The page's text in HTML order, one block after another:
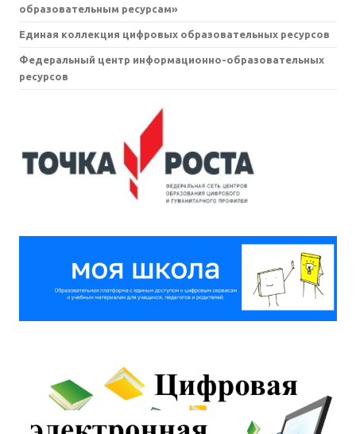
образовательным ресурсам»
Единая коллекция цифровых образовательных ресурсов
Федеральный центр информационно-образовательных
ресурсов